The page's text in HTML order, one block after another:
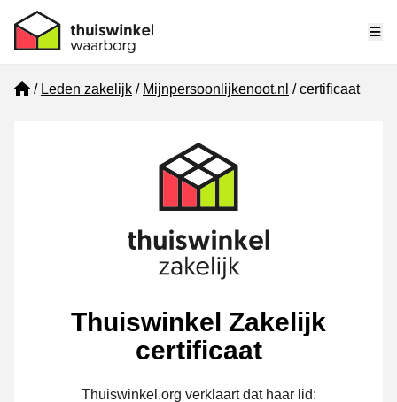
Home
Leden zakelijk Mijnpersoonlijkenoot.nl certificaat
Thuiswinkel Zakelijk
certificaat
Thuiswinkel.org verklaart dat haar lid: